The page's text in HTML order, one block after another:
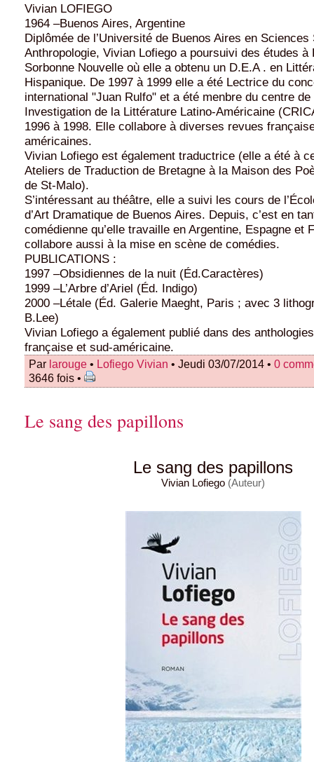
Vivian LOFIEGO
1964 –Buenos Aires, Argentine
Diplômée de l’Université de Buenos Aires en
Anthropologie, Vivian Lofiego a poursuivi des études à
Sorbonne Nouvelle où elle a obtenu un D.E.A . en
Hispanique. De 1997 à 1999 elle a été Lectrice du
international "Juan Rulfo" et a été menbre du centre
Investigation de la Littérature Latino-Américaine
1996 à 1998. Elle collabore à diverses revues
américaines.
Vivian Lofiego est également traductrice (elle a été à
Ateliers de Traduction de Bretagne à la Maison des
de St-Malo).
S’intéressant au théâtre, elle a suivi les cours de
d’Art Dramatique de Buenos Aires. Depuis, c’est en
comédienne qu’elle travaille en Argentine, Espagne et
collabore aussi à la mise en scène de comédies.
PUBLICATIONS :
1997 –Obsidiennes de la nuit (Éd.Caractères)
1999 –L’Arbre d’Ariel (Éd. Indigo)
2000 –Létale (Éd. Galerie Maeght, Paris ; avec 3
B.Lee)
Vivian Lofiego a également publié dans des
française et sud-américaine.
Par larouge • Lofiego Vivian • Jeudi 03/07/2014 • 0
3646 fois •
Le sang des papillons
Le sang des papillons
Vivian Lofiego (Auteur)